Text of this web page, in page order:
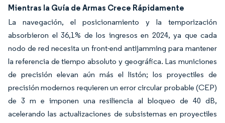
Mientras la Guía de Armas Crece Rápidamente
La navegación, el posicionamiento y la temporización
absorbieron el 36,1% de los ingresos en 2024, ya que cada
nodo de red necesita un front-end antijamming para mantener
la referencia de tiempo absoluto y geográfica. Las municiones
de precisión elevan aún más el listón; los proyectiles de
precisión modernos requieren un error circular probable (CEP)
de 3 m e imponen una resiliencia al bloqueo de 40 dB,
acelerando las actualizaciones de subsistemas en proyectiles